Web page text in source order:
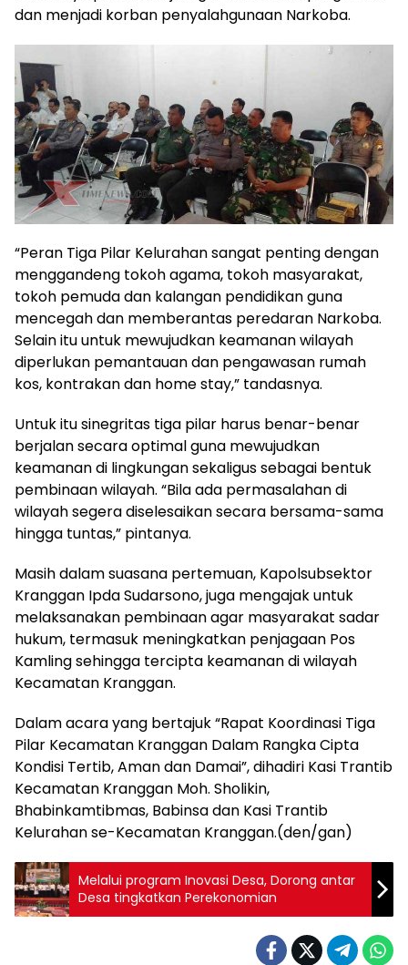
dan menjadi korban penyalahgunaan Narkoba.
“Peran Tiga Pilar Kelurahan sangat penting dengan
menggandeng tokoh agama, tokoh masyarakat,
tokoh pemuda dan kalangan pendidikan guna
mencegah dan memberantas peredaran Narkoba.
Selain itu untuk mewujudkan keamanan wilayah
diperlukan pemantauan dan pengawasan rumah
kos, kontrakan dan home stay,” tandasnya.
Untuk itu sinegritas tiga pilar harus benar-benar
berjalan secara optimal guna mewujudkan
keamanan di lingkungan sekaligus sebagai bentuk
pembinaan wilayah. “Bila ada permasalahan di
wilayah segera diselesaikan secara bersama-sama
hingga tuntas,” pintanya.
Masih dalam suasana pertemuan, Kapolsubsektor
Kranggan Ipda Sudarsono, juga mengajak untuk
melaksanakan pembinaan agar masyarakat sadar
hukum, termasuk meningkatkan penjagaan Pos
Kamling sehingga tercipta keamanan di wilayah
Kecamatan Kranggan.
Dalam acara yang bertajuk “Rapat Koordinasi Tiga
Pilar Kecamatan Kranggan Dalam Rangka Cipta
Kondisi Tertib, Aman dan Damai”, dihadiri Kasi Trantib
Kecamatan Kranggan Moh. Sholikin,
Bhabinkamtibmas, Babinsa dan Kasi Trantib
Kelurahan se-Kecamatan Kranggan.(den/gan)
Melalui program Inovasi Desa, Dorong antar
Desa tingkatkan Perekonomian